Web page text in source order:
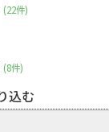
22件
8件
込む